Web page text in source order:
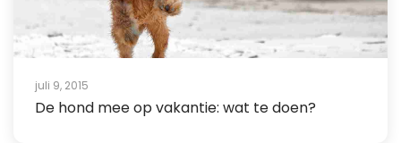
juli 9, 2015
De hond mee op vakantie: wat te doen?